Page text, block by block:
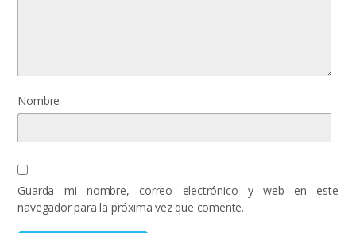
Nombre
Guarda mi nombre, correo electrónico y web en este
navegador para la próxima vez que comente.